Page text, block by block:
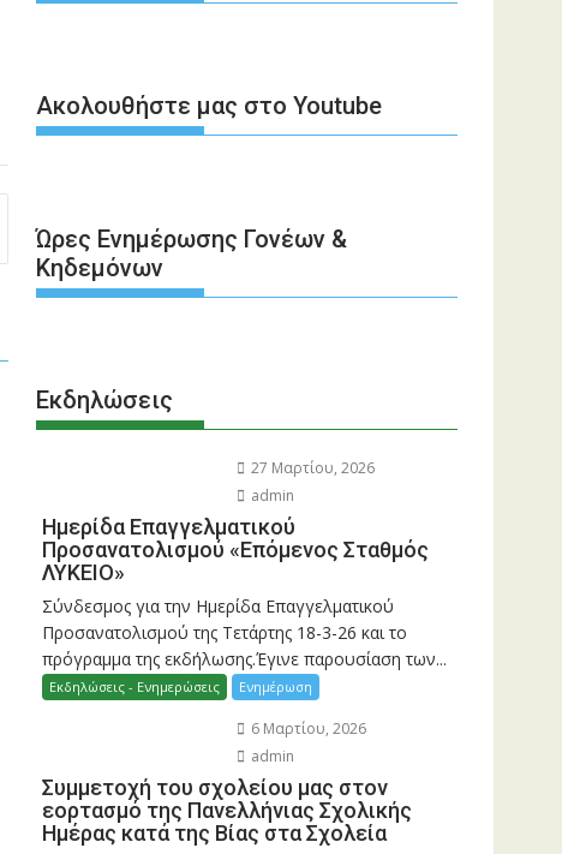
Ακολουθήστε μας στο Youtube
Ώρες Ενημέρωσης Γονέων &
Κηδεμόνων
Εκδηλώσεις
27 Μαρτίου, 2026
admin
Ημερίδα Επαγγελματικού
Προσανατολισμού «Επόμενος Σταθμός
ΛΥΚΕΙΟ»
Σύνδεσμος για την Ημερίδα Επαγγελματικού
Προσανατολισμού της Τετάρτης 18-3-26 και το
πρόγραμμα της εκδήλωσης.Έγινε παρουσίαση των...
Εκδηλώσεις - Ενημερώσεις Ενημέρωση
6 Μαρτίου, 2026
admin
Συμμετοχή του σχολείου μας στον
εορτασμό της Πανελλήνιας Σχολικής
Ημέρας κατά της Βίας στα Σχολεία